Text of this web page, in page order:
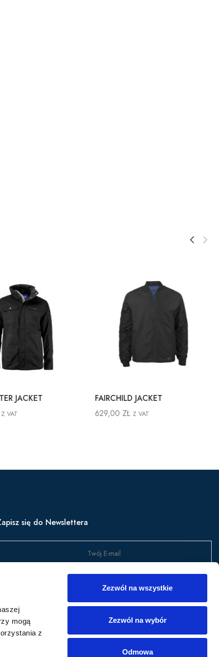
mogą
z
Zezwól na wszystkie
Zezwól na wybór
Odmowa
JACKET
Z VAT
FAIRCHILD JACKET
629,00 ZŁ Z VAT
się do Newslettera
się, aby być na bieżąco z nowościami w produktach,
i nie tylko.